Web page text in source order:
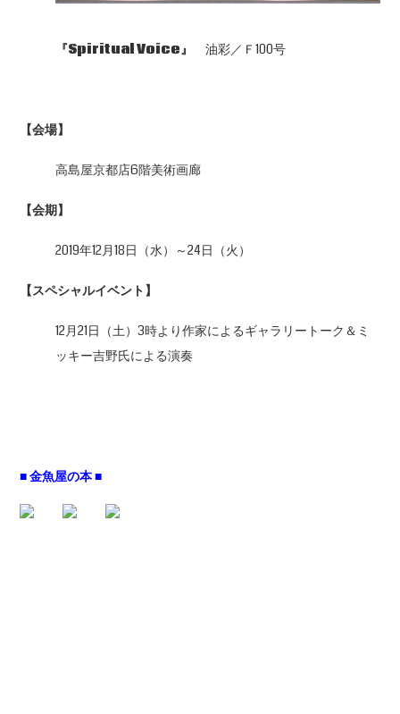
『Spiritual Voice』 油彩／Ｆ100号
【会場】
高島屋京都店6階美術画廊
【会期】
2019年12月18日（水）～24日（火）
【スペシャルイベント】
12月21日（土）3時より作家によるギャラリートーク＆ミ
ッキー吉野氏による演奏
■ 金魚屋の本 ■